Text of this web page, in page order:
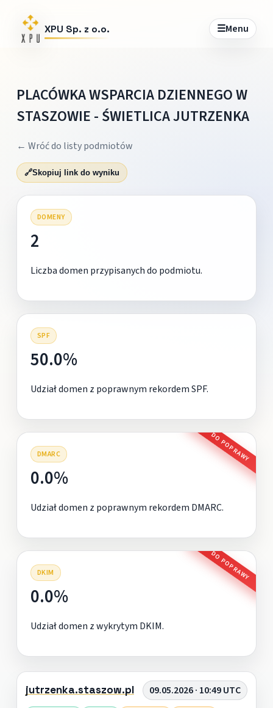
XPU Sp. z o.o. ☰Menu
PLACÓWKA WSPARCIA DZIENNEGO W
STASZOWIE - ŚWIETLICA JUTRZENKA
← Wróć do listy podmiotów
🔗Skopiuj link do wyniku
DOMENY
2
Liczba domen przypisanych do podmiotu.
SPF
50.0%
Udział domen z poprawnym rekordem SPF.
DMARC DO POPRAWY
0.0%
Udział domen z poprawnym rekordem DMARC.
DKIM DO POPRAWY
0.0%
Udział domen z wykrytym DKIM.
jutrzenka.staszow.pl 09.05.2026 · 10:49 UTC